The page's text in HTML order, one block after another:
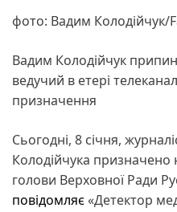
фото: Вадим Колодійчук/
Вадим Колодійчук
ведучий в етері
призначення
Сьогодні, 8 січня,
Колодійчука
голови Верховної Ради
повідомляє«Детектор